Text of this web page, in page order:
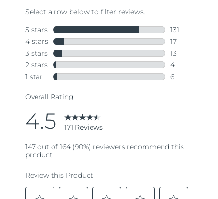
171
Same
page
link.